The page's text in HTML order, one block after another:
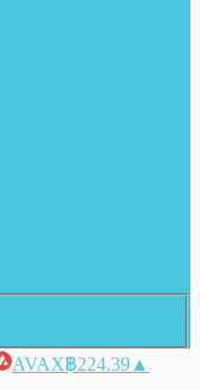
AVAX฿224.39 ▲